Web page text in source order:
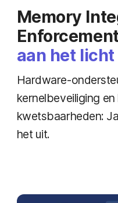
Memory
aan het licht
Hardware-
kernelbeveiliging
kwetsbaarheden:
het uit.